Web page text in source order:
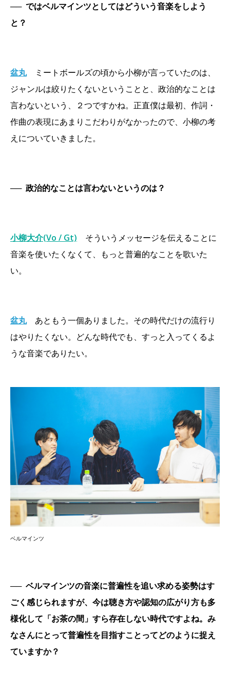
── ではベルマインツとしてはどういう音楽をしよう
と？
盆丸
ミートボールズの頃から小柳が言っていたのは、
ジャンルは絞りたくないということと、政治的なことは
言わないという、２つですかね。正直僕は最初、作詞・
作曲の表現にあまりこだわりがなかったので、小柳の考
えについていきました。
── 政治的なことは言わないというのは？
小柳大介(Vo / Gt)
そういうメッセージを伝えることに
音楽を使いたくなくて、もっと普遍的なことを歌いた
い。
盆丸
あともう一個ありました。その時代だけの流行り
はやりたくない。どんな時代でも、すっと入ってくるよ
うな音楽でありたい。
ベルマインツ
── ベルマインツの音楽に普遍性を追い求める姿勢はす
ごく感じられますが、今は聴き方や認知の広がり方も多
様化して「お茶の間」すら存在しない時代ですよね。み
なさんにとって普遍性を目指すことってどのように捉え
ていますか？